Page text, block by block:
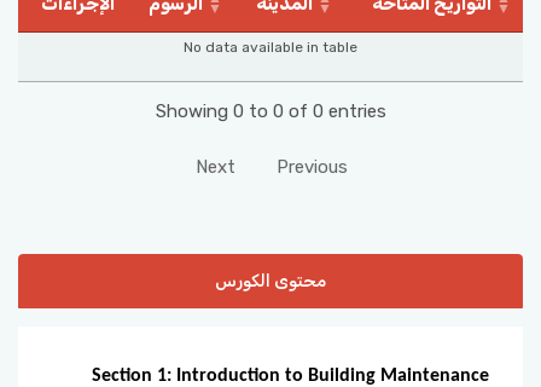
No data available in table
Showing 0 to 0 of 0 entries
Previous
Next
محتوى الكورس
Section 1: Introduction to Building Maintenance